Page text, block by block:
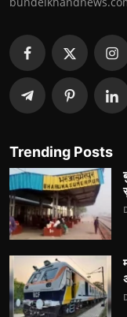
Trending Posts